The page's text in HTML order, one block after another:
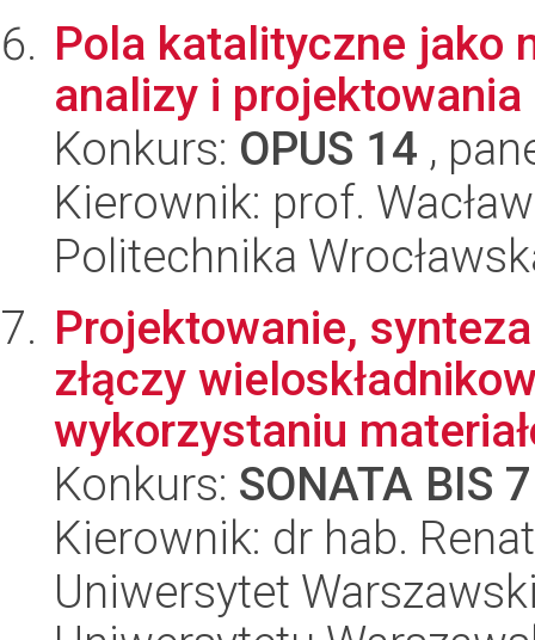
Pola katalityczne jako
analizy i
Konkurs: OPUS 14 ,
Kierownik: prof.
Politechnika
Projektowanie,
złączy
wykorzystaniu
Konkurs: SONATA BIS 7
Kierownik: dr hab.
Uniwersytet